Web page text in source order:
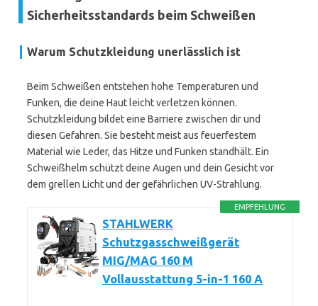
Sicherheitsstandards beim Schweißen
Warum Schutzkleidung unerlässlich ist
Beim Schweißen entstehen hohe Temperaturen und
Funken, die deine Haut leicht verletzen können.
Schutzkleidung bildet eine Barriere zwischen dir und
diesen Gefahren. Sie besteht meist aus feuerfestem
Material wie Leder, das Hitze und Funken standhält. Ein
Schweißhelm schützt deine Augen und dein Gesicht vor
dem grellen Licht und der gefährlichen UV-Strahlung.
EMPFEHLUNG
STAHLWERK
Schutzgasschweißgerät
MIG/MAG 160 M
Vollausstattung 5-in-1 160 A